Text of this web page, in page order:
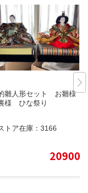
雛人形セット お雛様
様 ひな祭り
トア在庫： 3166
20900